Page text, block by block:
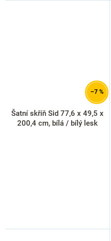
–7 %
Šatní skříň Sid 77,6 x 49,5 x
200,4 cm, bílá / bílý lesk